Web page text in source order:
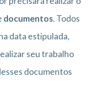
documentos. Todos
data estipulada,
seu trabalho
documentos